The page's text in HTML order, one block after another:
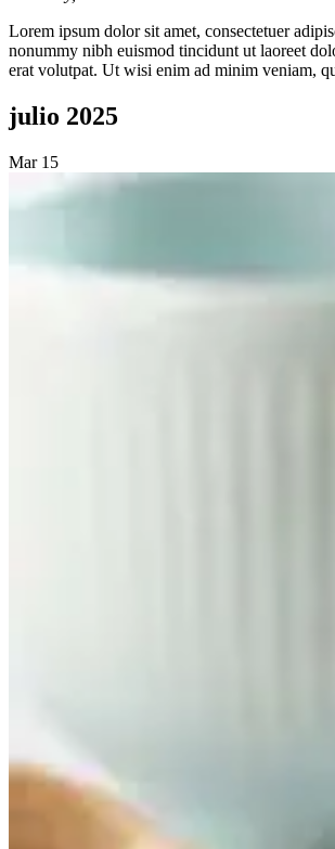
Lorem ipsum dolor sit amet, consectetuer
nonummy nibh euismod tincidunt ut laoreet
erat volutpat. Ut wisi enim ad minim veniam,
julio 2025
Mar 15